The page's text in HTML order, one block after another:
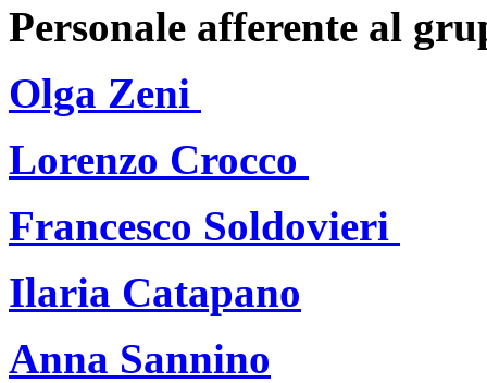
Personale afferente al
Olga Zeni
Lorenzo Crocco
Francesco Soldovieri
Ilaria Catapano
Anna Sannino